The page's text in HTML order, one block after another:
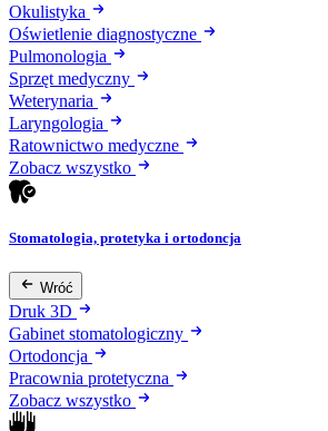
Okulistyka
Oświetlenie diagnostyczne
Pulmonologia
Sprzęt medyczny
Weterynaria
Laryngologia
Ratownictwo medyczne
Zobacz wszystko
Stomatologia, protetyka i ortodoncja
Wróć
Druk 3D
Gabinet stomatologiczny
Ortodoncja
Pracownia protetyczna
Zobacz wszystko